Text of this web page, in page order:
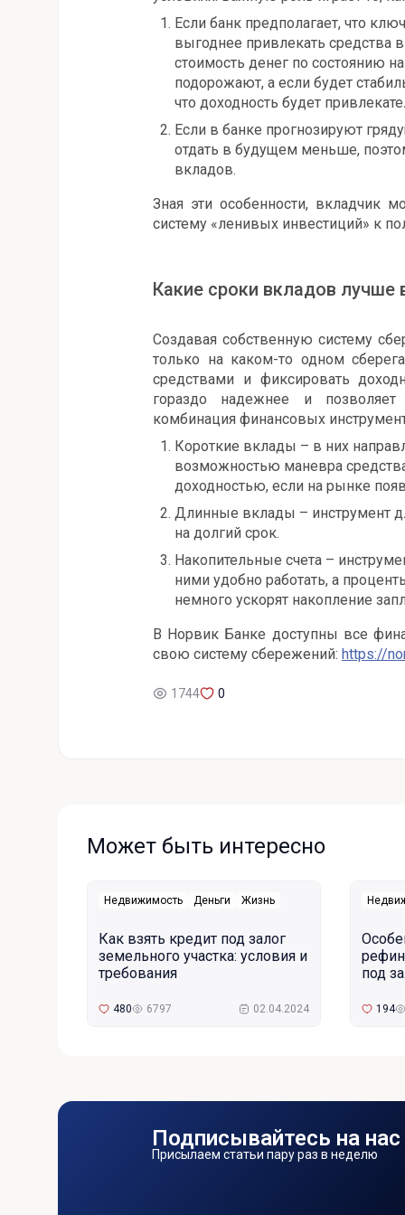
Если банк предполагает, что
выгоднее привлекать средства
стоимость денег по состоянию
подорожают, а если будет
что доходность будет
Если в банке прогнозируют
отдать в будущем меньше,
вкладов.
Зная эти особенности, вкладчик
систему «ленивых инвестиций» к
Какие сроки вкладов лучше
Создавая собственную систему
только на каком-то одном
средствами и фиксировать
гораздо надежнее и позволяет
комбинация финансовых
Короткие вклады – в них
возможностью маневра
доходностью, если на рынке
Длинные вклады – инструмент
на долгий срок.
Накопительные счета –
ними удобно работать, а
немного ускорят накопление
В Норвик Банке доступны все
свою систему сбережений: https://
1744 0
Может быть интересно
Недвижимость Деньги Жизнь
Как взять кредит под залог
земельного участка: условия и
требования
480 6797 02.04.2024
под
194
Подписывайтесь на нас
Присылаем статьи пару раз в неделю